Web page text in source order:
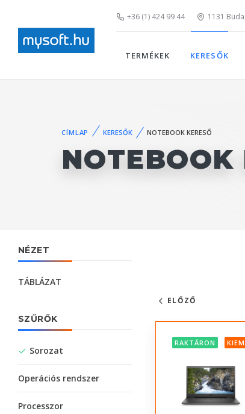
+36 (1) 424 99 44 1131
TERMÉKEK KERESŐK
CÍMLAP KERESŐK NOTEBOOK KERESŐ
NOTEBOOK
NÉZET
TÁBLÁZAT
SZŰRŐK
Sorozat
Operációs rendszer
Processzor
ELŐZŐ
RAKTÁRON